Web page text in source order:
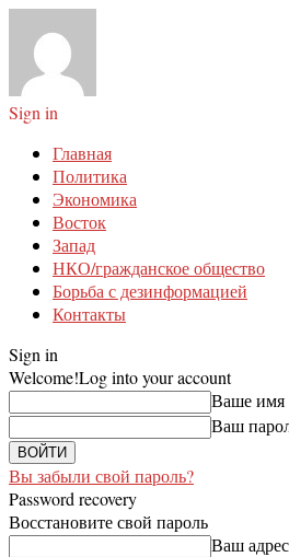
Sign in
Главная
Политика
Экономика
Восток
Запад
НКО/гражданское общество
Борьба с дезинформацией
Контакты
Sign in
Welcome!Log into your account
Ваше имя
Ваш
Вы забыли свой пароль?
Password recovery
Восстановите свой пароль
Ваш